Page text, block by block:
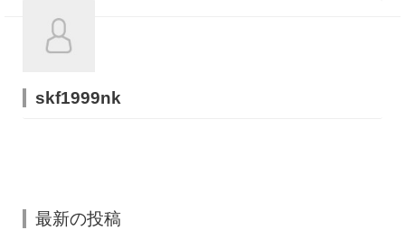
skf1999nk
最新の投稿